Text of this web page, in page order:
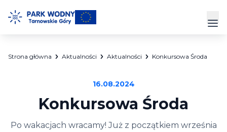
do
Park Wodny
Strona główna Aktualności Aktualności Konkursowa Środa
16.08.2024
Konkursowa Środa
Po wakacjach wracamy! Już z początkiem września